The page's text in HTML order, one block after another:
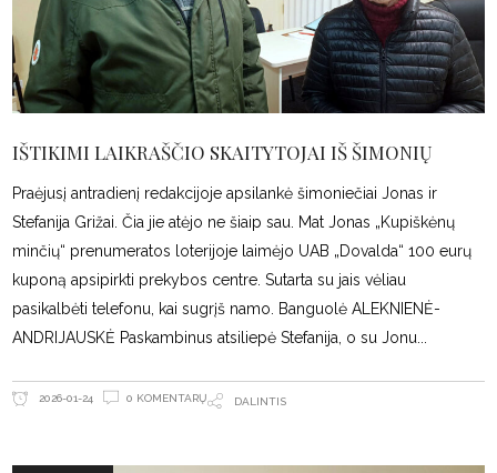
IŠTIKIMI LAIKRAŠČIO SKAITYTOJAI IŠ ŠIMONIŲ
Praėjusį antradienį redakcijoje apsilankė šimoniečiai Jonas ir
Stefanija Grižai. Čia jie atėjo ne šiaip sau. Mat Jonas „Kupiškėnų
minčių“ prenumeratos loterijoje laimėjo UAB „Dovalda“ 100 eurų
kuponą apsipirkti prekybos centre. Sutarta su jais vėliau
pasikalbėti telefonu, kai sugrįš namo. Banguolė ALEKNIENĖ-
ANDRIJAUSKĖ Paskambinus atsiliepė Stefanija, o su Jonu
2026-01-24 0 KOMENTARŲ DALINTIS